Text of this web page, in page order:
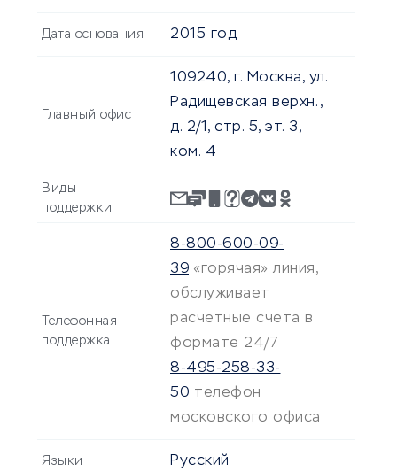
Дата основания 2015 год
Главный офис
109240, г. Москва, ул.
Радищевская верхн.,
д. 2/1, стр. 5, эт. 3,
ком. 4
Виды
поддержки
Телефонная
поддержка
8-800-600-09-
39 «горячая» линия,
обслуживает
расчетные счета в
формате 24/7
8-495-258-33-
50 телефон
московского офиса
Языки Русский